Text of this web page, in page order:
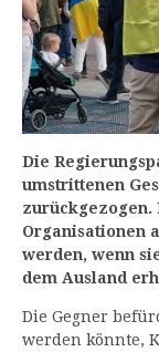
Die
umstrittenen
zurückgezogen.
Organisationen
werden, wenn
dem Ausland
Die Gegner
werden könnte,